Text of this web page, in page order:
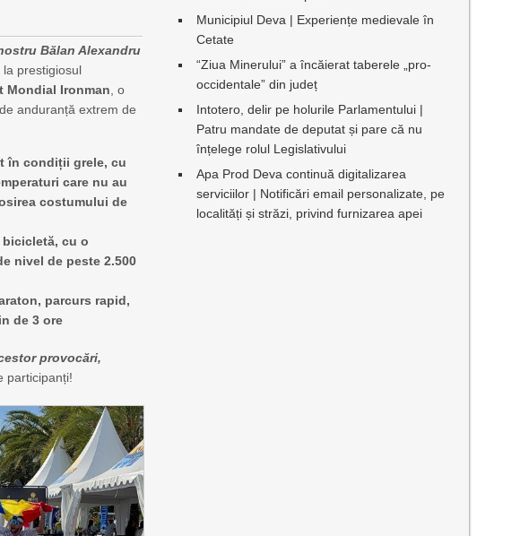
Bălan Alexandru
prestigiosul
Mondial Ironman , o
anduranță extrem de
în condiții grele, cu
care nu au
costumului de
bicicletă, cu o
nivel de peste 2.500
parcurs rapid,
de 3 ore
provocări,
participanți!
Municipiul Deva | Experiențe medievale în
Cetate
“Ziua Minerului” a încăierat taberele „pro-
occidentale” din județ
Intotero, delir pe holurile Parlamentului |
Patru mandate de deputat și pare că nu
înțelege rolul Legislativului
Apa Prod Deva continuă digitalizarea
serviciilor | Notificări email personalizate, pe
localități și străzi, privind furnizarea apei